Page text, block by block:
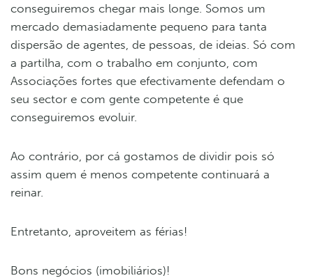
conseguiremos chegar mais longe. Somos um
mercado demasiadamente pequeno para tanta
dispersão de agentes, de pessoas, de ideias. Só com
a partilha, com o trabalho em conjunto, com
Associações fortes que efectivamente defendam o
seu sector e com gente competente é que
conseguiremos evoluir.
Ao contrário, por cá gostamos de dividir pois só
assim quem é menos competente continuará a
reinar.
Entretanto, aproveitem as férias!
Bons negócios (imobiliários)!